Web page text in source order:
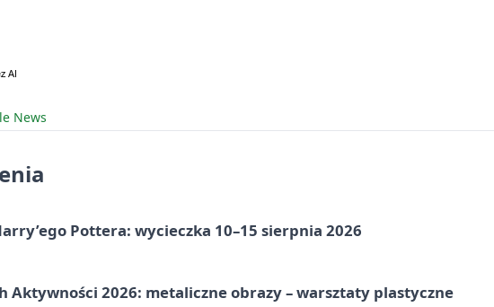
News
Pottera: wycieczka 10–15 sierpnia 2026
Aktywności 2026: metaliczne obrazy – warsztaty plastyczne